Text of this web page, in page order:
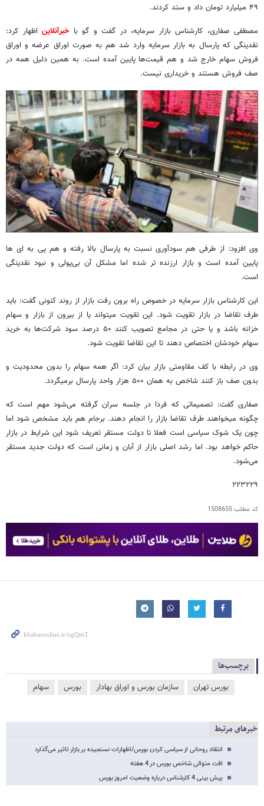
۴۹ میلیارد تومان داد و ستد کردند.
مصطفی صفاری، کارشناس بازار سرمایه، در گفت و گو باخبرآنلاین اظهار کرد:
نقدینگی که پارسال به بازار سرمایه وارد شد هم به صورت اوراق عرضه و اوراق
فروش سهام خارج شد و هم قیمت‌ها پایین آمده است. به همین دلیل همه در
صف فروش هستند و خریداری نیست.
وی افزود: از طرفی هم سودآوری نسبت به پارسال بالا رفته و هم پی به ای ها
پایین آمده است و بازار ارزنده تر شده اما مشکل آن بی‌پولی و نبود نقدینگی
است.
این کارشناس بازار سرمایه در خصوص راه برون رفت بازار از روند کنونی گفت: باید
طرف تقاضا در بازار تقویت شود. این تقویت میتواند یا از بیرون از بازار و سهام
خزانه باشد و یا حتی در مجامع تصویب کنند ۵۰ درصد سود شرکت‌ها به خرید
سهام خودشان اختصاص دهند تا این تقاضا تقویت شود.
وی در رابطه با کف مقاومتی بازار بیان کرد: اگر همه سهام را بدون محدودیت و
بدون صف باز کنند شاخص به همان ۵۰۰ هزار واحد پارسال برمیگردد.
صفاری گفت: تصمیماتی که فردا در جلسه سران گرفته می‌شود مهم است که
چگونه میخواهند طرف تقاضا بازار را انجام دهند. برجام هم باید مشخص شود اما
چون یک شوک سیاسی است فعلا تا دولت مستقر تعریف شود این شرایط در بازار
حاکم خواهد بود. اما رشد اصلی بازار از آبان و زمانی است که دولت جدید مستقر
می‌شود.
۲۲۳۲۲۹
کد مطلب1508655
برچسب‌ها
بورس تهران سازمان بورس و اوراق بهادار بورس سهام
خبرهای مرتبط
انتقاد روحانی از سیاسی کردن بورس/اظهارات نسنجیده بر بازار تاثیر می‌گذارد
افت متوالی شاخص بورس در 4 هفته
پیش بینی 4 کارشناس درباره وضعیت امروز بورس